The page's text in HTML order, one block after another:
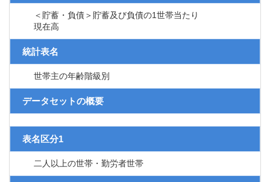
＜貯蓄・負債＞貯蓄及び負債の1世帯当たり
現在高
統計表名
世帯主の年齢階級別
データセットの概要
表名区分1
二人以上の世帯・勤労者世帯